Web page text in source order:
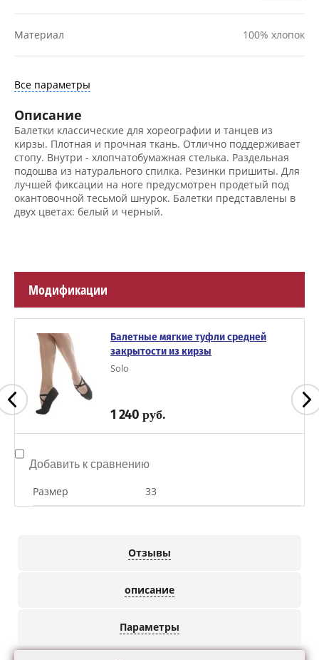
Материал 100% хлопок
Все параметры
Описание
Балетки классические для хореографии и танцев из
кирзы. Плотная и прочная ткань. Отлично поддерживает
стопу. Внутри - хлопчатобумажная стелька. Раздельная
подошва из натурального спилка. Резинки пришиты. Для
лучшей фиксации на ноге предусмотрен продетый под
окантовочной тесьмой шнурок. Балетки представлены в
двух цветах: белый и черный.
Модификации
Балетные мягкие туфли средней
закрытости из кирзы
Solo
1 240 руб.
Добавить к сравнению
Размер 33
Отзывы
описание
Параметры